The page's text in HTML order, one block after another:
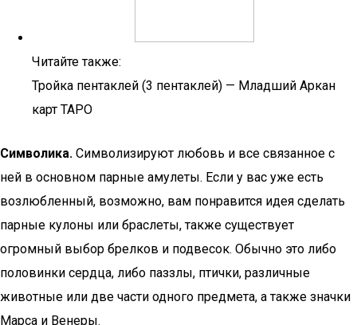
Читайте также:
Тройка пентаклей (3 пентаклей) — Младший Аркан
карт ТАРО
Символика. Символизируют любовь и все связанное с
ней в основном парные амулеты. Если у вас уже есть
возлюбленный, возможно, вам понравится идея сделать
парные кулоны или браслеты, также существует
огромный выбор брелков и подвесок. Обычно это либо
половинки сердца, либо паззлы, птички, различные
животные или две части одного предмета, а также значки
Марса и Венеры.